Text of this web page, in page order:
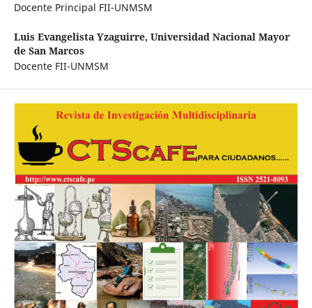
Docente Principal FII-UNMSM
Luis Evangelista Yzaguirre, Universidad Nacional Mayor
de San Marcos
Docente FII-UNMSM